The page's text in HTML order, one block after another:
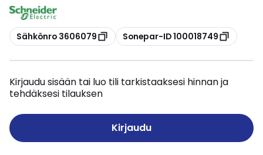
Kopioi
Sähkönro 3606079 Kopioi
Sonepar-ID 100018749
Kirjaudu sisään tai luo tili tarkistaaksesi hinnan ja
tehdäksesi tilauksen
Kirjaudu